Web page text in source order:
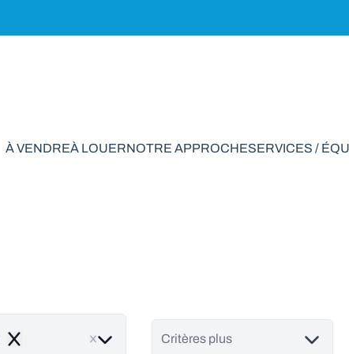
À VENDREÀ LOUERNOTRE APPROCHESERVICES /
Remove Critères plus